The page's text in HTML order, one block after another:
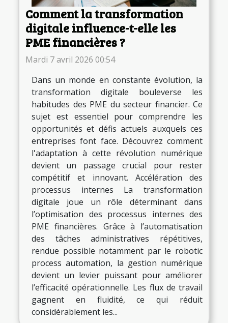
Comment la transformation
digitale influence-t-elle les
PME financières ?
Mardi 7 avril 2026 00:54
Dans un monde en constante évolution, la
transformation digitale bouleverse les
habitudes des PME du secteur financier. Ce
sujet est essentiel pour comprendre les
opportunités et défis actuels auxquels ces
entreprises font face. Découvrez comment
l'adaptation à cette révolution numérique
devient un passage crucial pour rester
compétitif et innovant. Accélération des
processus internes La transformation
digitale joue un rôle déterminant dans
l’optimisation des processus internes des
PME financières. Grâce à l’automatisation
des tâches administratives répétitives,
rendue possible notamment par le robotic
process automation, la gestion numérique
devient un levier puissant pour améliorer
l’efficacité opérationnelle. Les flux de travail
gagnent en fluidité, ce qui réduit
considérablement les...